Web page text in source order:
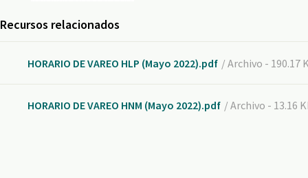
Recursos relacionados
HORARIO DE VAREO HLP (Mayo 2022).pdf / Archivo - 190.17
HORARIO DE VAREO HNM (Mayo 2022).pdf / Archivo - 13.16